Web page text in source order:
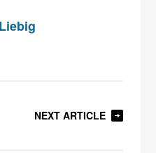
NEXT ARTICLE